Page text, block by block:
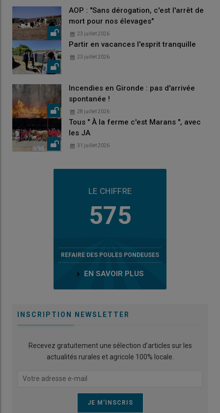
AOP : "Sans dérogation, c'est l'arrêt de
mort pour nos élevages"
23 juillet 2026
Partir en vacances l'esprit tranquille
23 juillet 2026
Incendies en Gironde : pas d'arrivée
spontanée !
28 juillet 2026
Tous " À la ferme c'est Marans ", avec
les JA
31 juillet 2026
LE CHIFFRE
575
REFAIRE DES POULES PONDEUSES
EN SAVOIR PLUS
INSCRIPTION NEWSLETTER
Recevez gratuitement une sélection d’articles sur les
actualités rurales et agricole 100% locale.